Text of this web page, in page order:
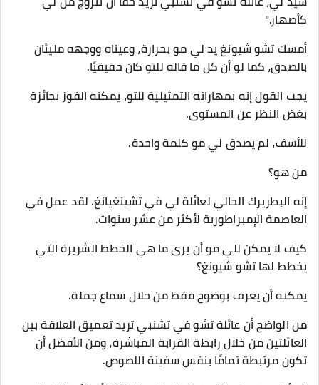
كأصهار."
أمسك تشو شيونغ يد لي مو بحرارة، وعيناه ووجهه مليئان
بالصدق، كما لو أن كل ما قاله للتو كان حقيقيًا.
يجب القول إنه بمهاراته التمثيلية للتو، يمكنه الفوز بجائزة
بغض النظر عن المستوى.
للأسف، لم يصدق لي مو كلمة واحدة.
من هو؟
إنه البطريرك الحالي لعائلة لي في تشينغيانغ. لقد عمل في
العاصمة الإمبراطورية لأكثر من عشر سنوات.
كيف لا يمكن للي مو أن يرى ما هي الخطط الشريرة التي
يخطط لها تشو شيونغ؟
يمكنه أن يعرف بوضوح فقط من خلال سماع جملة.
من الواضح أن عائلة تشو في تشنبي تريد تعميق العلاقة بين
العائلتين من خلال رابطة القرابة المباشرة، ومن الأفضل أن
تكون مرتبطة تمامًا بنفس سفينة اللصوص.